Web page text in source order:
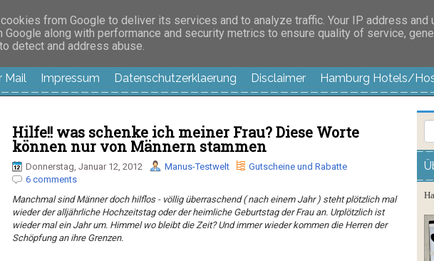
alles außer langweilig
Mail Impressum Datenschutzerklaerung Disclaimer Hamburg Hotels/
Hilfe!! was schenke ich meiner Frau? Diese Worte
können nur von Männern stammen
Donnerstag, Januar 12, 2012 Manus-Testwelt
Gutscheine und Rabatte
6 comments
Manchmal sind Männer doch hilflos - völlig überraschend ( nach einem Jahr ) steht plötzlich mal
wieder der alljährliche Hochzeitstag oder der heimliche Geburtstag der Frau an. Urplötzlich ist
wieder mal ein Jahr um. Himmel wo bleibt die Zeit? Und immer wieder kommen die Herren der
Schöpfung an ihre Grenzen.
from Google to deliver its services and to analyze traffic. Your IP address and
Google along with performance and security metrics to ensure quality of service,
detect and address abuse.